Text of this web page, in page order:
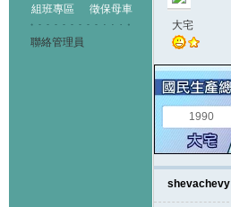
組班專區
徵保母車
聯絡管理員
大宅
1990
shevachevy